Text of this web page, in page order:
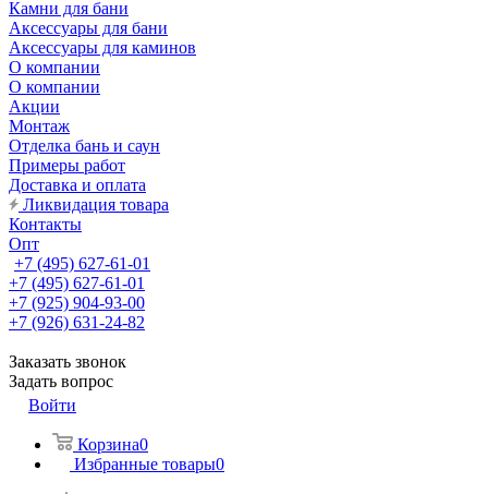
Камни для бани
Аксессуары для бани
Аксессуары для каминов
О компании
О компании
Акции
Монтаж
Отделка бань и саун
Примеры работ
Доставка и оплата
Ликвидация товара
Контакты
Опт
+7 (495) 627-61-01
+7 (495) 627-61-01
+7 (925) 904-93-00
+7 (926) 631-24-82
Заказать звонок
Задать вопрос
Войти
Корзина0
Избранные товары0